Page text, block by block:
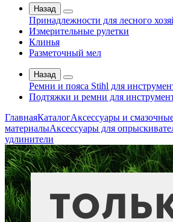
Назад
Принадлежности для лесного
Измерительные рулетки
Клинья
Разметочный мел
Назад
Ремни и пояса Stihl для
Подтяжки и ремни для
ГлавнаяКаталогАксессуары и
материалыАксессуары для
удлинители